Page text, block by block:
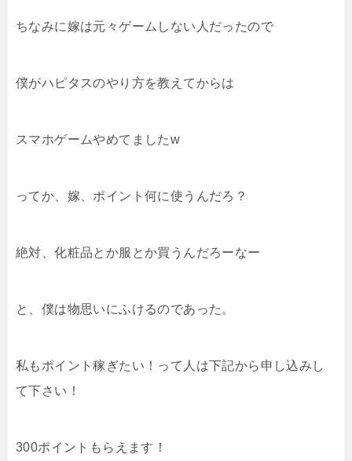
ちなみに嫁は元々ゲームしない人だったので
僕がハピタスのやり方を教えてからは
スマホゲームやめてましたw
ってか、嫁、ポイント何に使うんだろ？
絶対、化粧品とか服とか買うんだろーなー
と、僕は物思いにふけるのであった。
私もポイント稼ぎたい！って人は下記から申し込みし
て下さい！
300ポイントもらえます！